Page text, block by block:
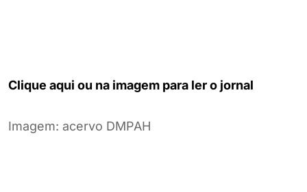
Clique aqui ou na imagem para ler o jornal
Imagem: acervo DMPAH